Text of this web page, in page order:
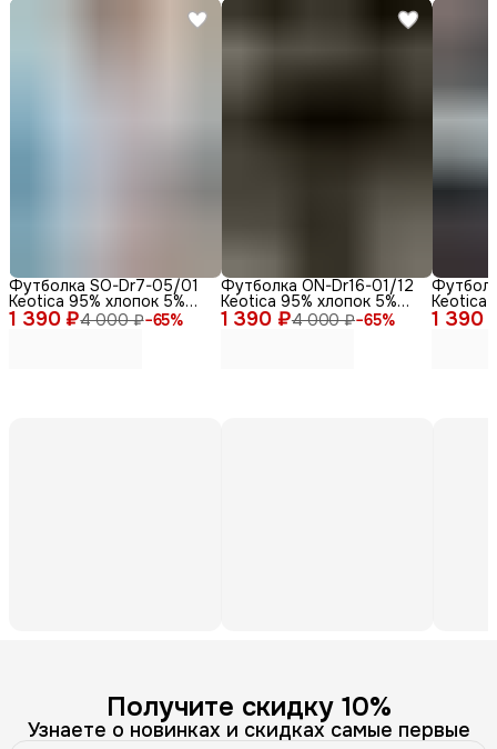
1 390 ₽4 000 ₽−65%
Футболка SO-Dr7-05/01
Keotica 95% хлопок 5%
лайкра белая 46 1 390 ₽4 000 ₽−65%
Футболка ON-Dr16-01/12
Keotica 95% хлопок 5%
лайкра черная 58 1 390
Keotica
лайкра,
Получите скидку 10%
Узнаете о новинках и скидках самые первые